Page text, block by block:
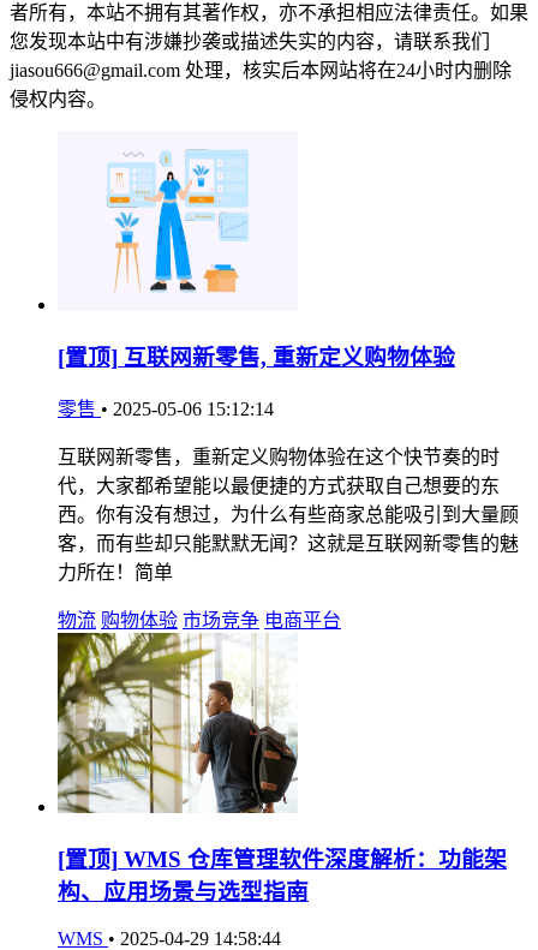
者所有，本站不拥有其著作权，亦不承担相应法律责任。如果
您发现本站中有涉嫌抄袭或描述失实的内容，请联系我们
jiasou666@gmail.com 处理，核实后本网站将在24小时内删除
侵权内容。
[置顶] 互联网新零售, 重新定义购物体验
零售 • 2025-05-06 15:12:14
互联网新零售，重新定义购物体验在这个快节奏的时
代，大家都希望能以最便捷的方式获取自己想要的东
西。你有没有想过，为什么有些商家总能吸引到大量顾
客，而有些却只能默默无闻？这就是互联网新零售的魅
力所在！简单
物流 购物体验 市场竞争 电商平台
[置顶] WMS 仓库管理软件深度解析：功能架
构、应用场景与选型指南
WMS • 2025-04-29 14:58:44